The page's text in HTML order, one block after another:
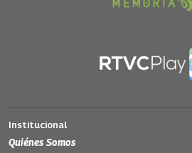
Institucional
Quiénes Somos